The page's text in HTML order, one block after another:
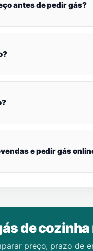
antes de pedir gás?
e pedir gás
de
preço, prazo de